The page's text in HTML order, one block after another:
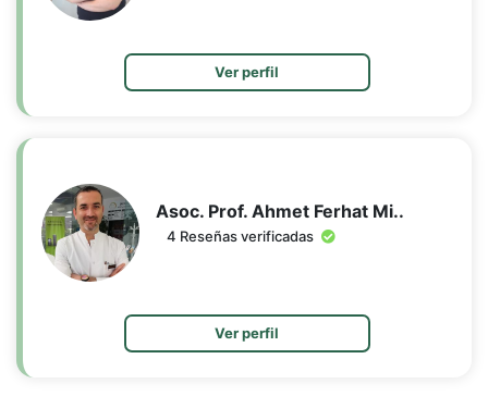
Ver perfil
Asoc. Prof. Ahmet Ferhat Mi..
4 Reseñas verificadas
Ver perfil